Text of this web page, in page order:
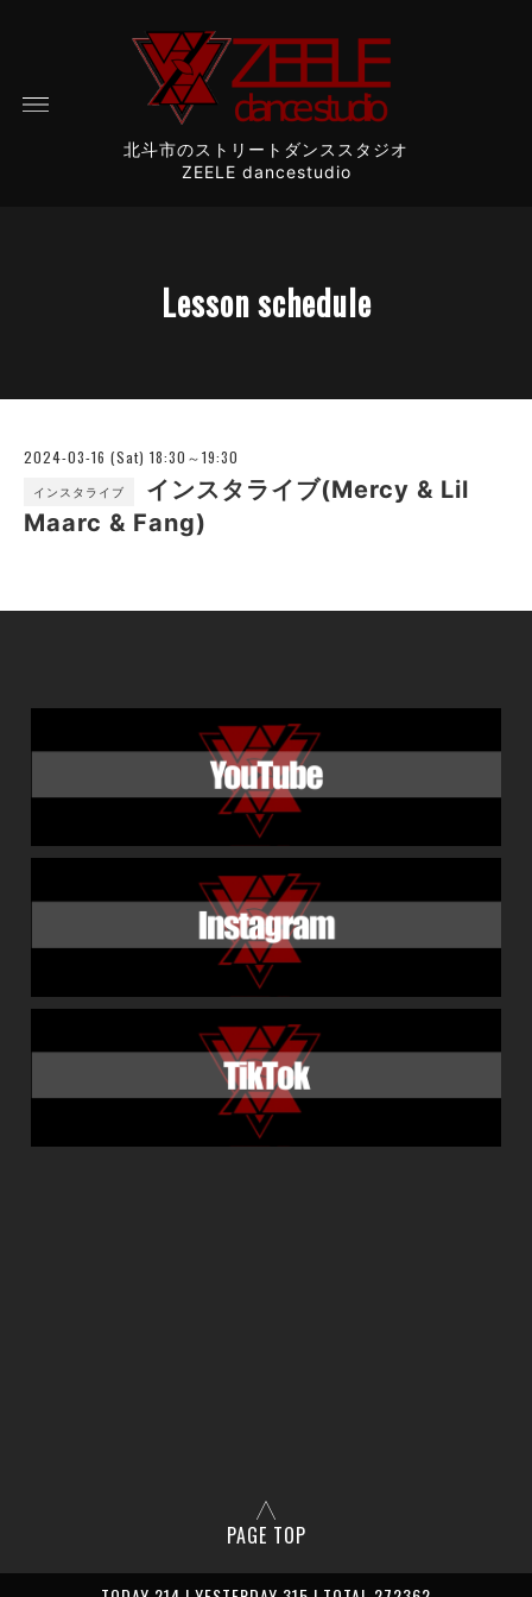
北斗市のストリートダンススタジオ
ZEELE dancestudio
Lesson schedule
2024-03-16 (Sat) 18:30～19:30
インスタライブ
インスタライブ(Mercy & Lil
Maarc & Fang)
PAGE TOP